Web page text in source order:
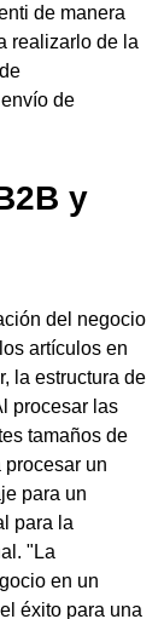
de manera
realizarlo de la
de
y
del negocio
artículos en
la estructura de
procesar las
tamaños de
un
para un
para la
"La
en un
éxito para una